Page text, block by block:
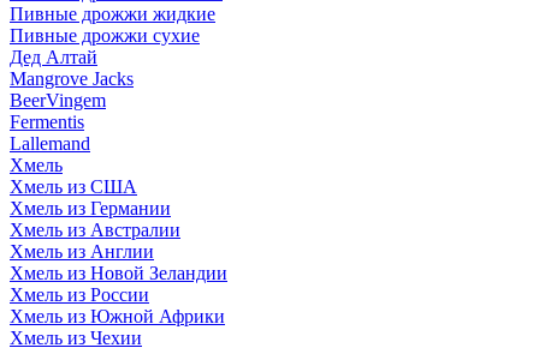
Пивные дрожжи жидкие
Пивные дрожжи сухие
Дед Алтай
Mangrove Jacks
BeerVingem
Fermentis
Lallemand
Хмель
Хмель из США
Хмель из Германии
Хмель из Австралии
Хмель из Англии
Хмель из Новой Зеландии
Хмель из России
Хмель из Южной Африки
Хмель из Чехии